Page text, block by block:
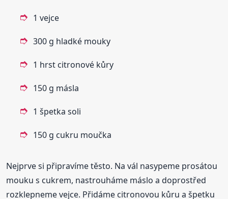
1 vejce
300 g hladké mouky
1 hrst citronové kůry
150 g másla
1 špetka soli
150 g cukru moučka
Nejprve si připravíme těsto. Na vál nasypeme prosátou
mouku s cukrem, nastrouháme máslo a doprostřed
rozklepneme vejce. Přidáme citronovou kůru a špetku